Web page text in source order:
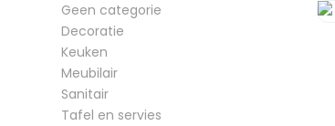
Geen categorie
Decoratie
Keuken
Meubilair
Sanitair
Tafel en servies